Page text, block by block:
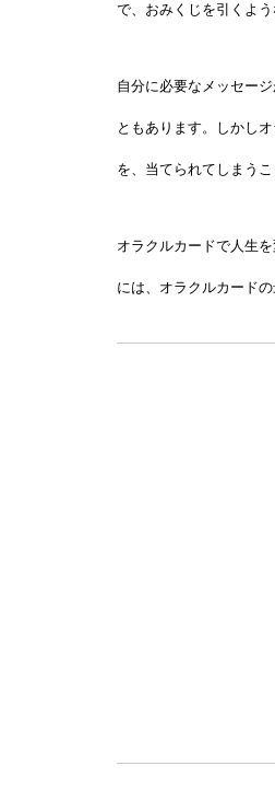
で、おみくじを引くよう
自分に必要なメッセー
ともあります。しかし
を、当てられてしまう
オラクルカードで人生
には、オラクルカード